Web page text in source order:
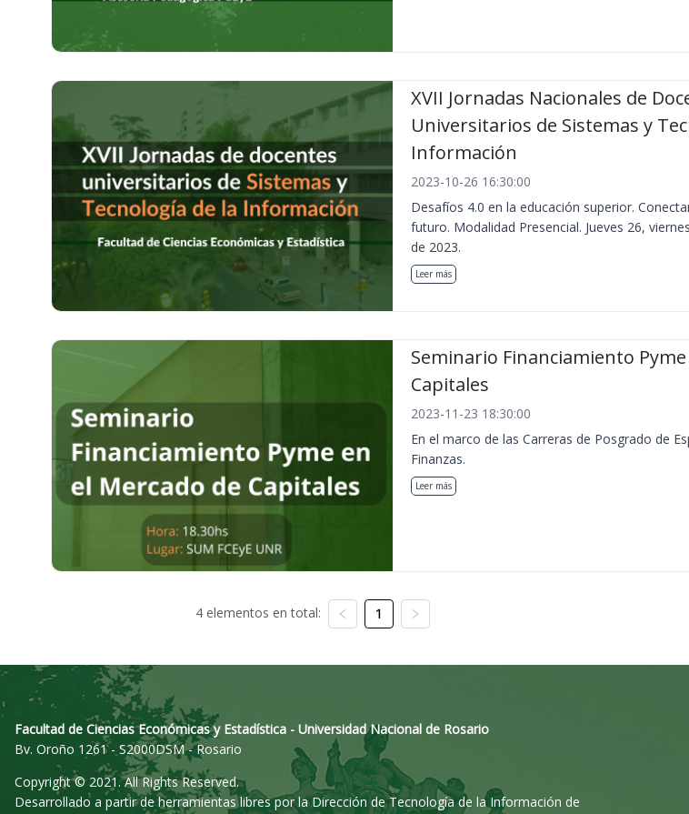
XVII Jornadas Nacionales de
Universitarios de Sistemas y
Información
2023-10-26 16:30:00
Desafíos 4.0 en la educación superior.
futuro. Modalidad Presencial. Jueves 26,
de 2023.
Leer más
Seminario Financiamiento
Capitales
2023-11-23 18:30:00
En el marco de las Carreras de Posgrado de
Finanzas.
Leer más
4 elementos en total: 1
Facultad de Ciencias Económicas y Estadística - Universidad Nacional de Rosario
Bv. Oroño 1261 - S2000DSM - Rosario
Copyright © 2021. All Rights Reserved.
Desarrollado a partir de herramientas libres por la Dirección de Tecnología de la Información de